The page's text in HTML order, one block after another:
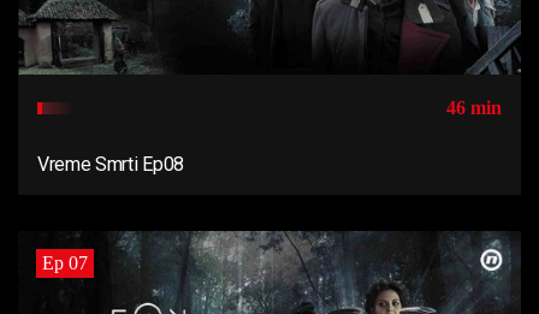
46 min
Vreme Smrti Ep08
Ep 07